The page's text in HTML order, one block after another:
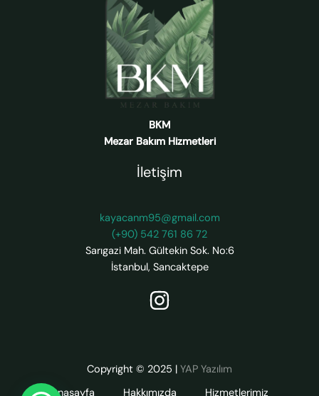
BKM
Mezar Bakım Hizmetleri
İletişim
kayacanm95@gmail.com
(+90) 542 761 86 72
Sarıgazi Mah. Gültekin Sok. No:6
İstanbul, Sancaktepe
Copyright © 2025 | YAP Yazılım
Anasayfa
Hakkımızda Hizmetlerimiz